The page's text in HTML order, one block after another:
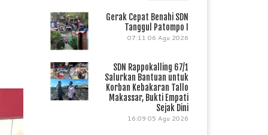
Gerak Cepat Benahi SDN
Tanggul Patompo I
07:11 06 Agu 2026
SDN Rappokalling 67/1
Salurkan Bantuan untuk
Korban Kebakaran Tallo
Makassar, Bukti Empati
Sejak Dini
16:09 05 Agu 2026